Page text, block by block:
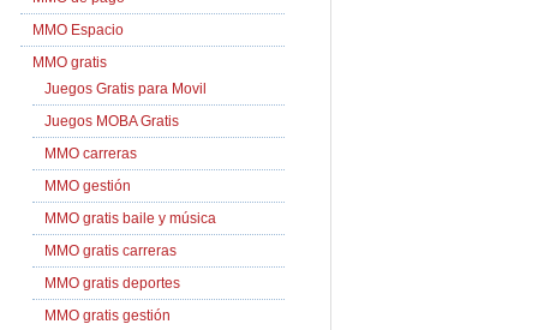
MMO Espacio
MMO gratis
Juegos Gratis para Movil
Juegos MOBA Gratis
MMO carreras
MMO gestión
MMO gratis baile y música
MMO gratis carreras
MMO gratis deportes
MMO gratis gestión